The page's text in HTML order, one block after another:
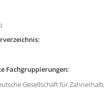
Fachgruppierungen:
Gesellschaft für